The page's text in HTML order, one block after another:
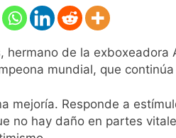
Día Internacional
1 Día Atrás
El frío polar se
1 Día Atrás
Día de San
1 Día Atrás
El Senado
hermano de la
mundial, que
mejoría. Responde a
no hay daño en partes